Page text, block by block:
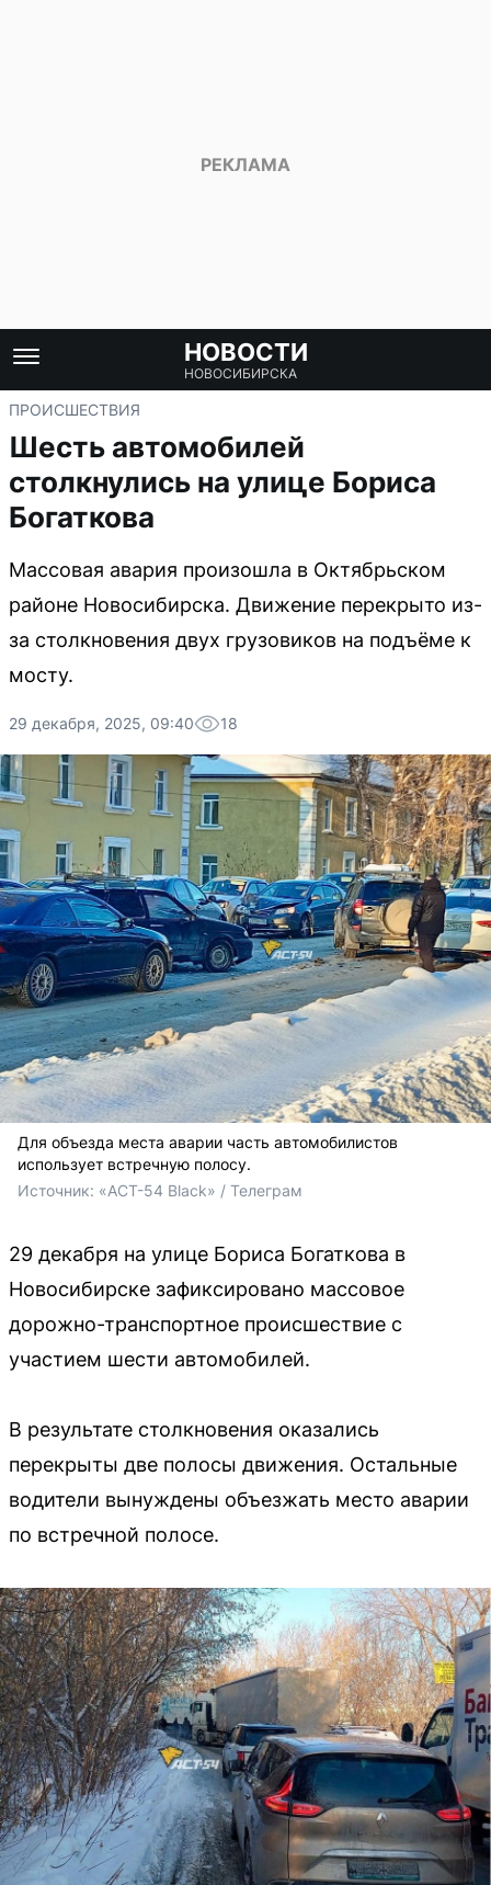
НОВОСТИ
НОВОСИБИРСКА
ПРОИСШЕСТВИЯ
Шесть автомобилей
столкнулись на улице Бориса
Богаткова
Массовая авария произошла в Октябрьском
районе Новосибирска. Движение перекрыто из-
за столкновения двух грузовиков на подъёме к
мосту.
29 декабря, 2025, 09:40 18
Для объезда места аварии часть автомобилистов
использует встречную полосу.
Источник: «АСТ-54 Black» / Телеграм
29 декабря на улице Бориса Богаткова в
Новосибирске зафиксировано массовое
дорожно-транспортное происшествие с
участием шести автомобилей.
В результате столкновения оказались
перекрыты две полосы движения. Остальные
водители вынуждены объезжать место аварии
по встречной полосе.